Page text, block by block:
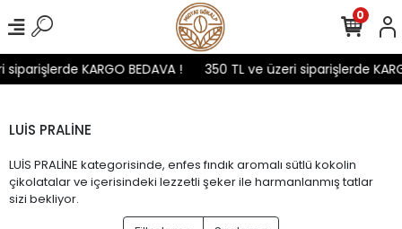
KARGO BEDAVA ! 350 TL ve üzeri siparişlerde
0
LUİS PRALİNE
LUİS PRALİNE kategorisinde, enfes fındık aromalı sütlü kokolin
çikolatalar ve içerisindeki lezzetli şeker ile harmanlanmış tatlar
sizi bekliyor.